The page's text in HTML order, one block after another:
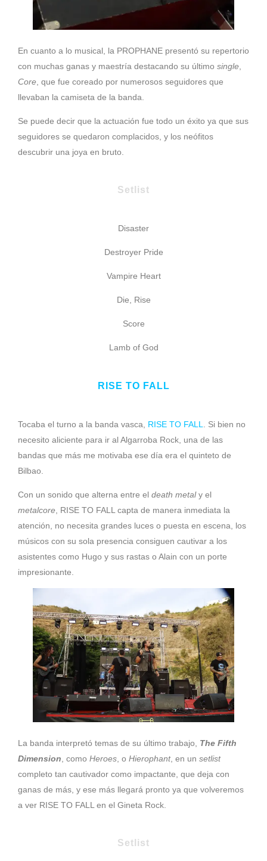
En cuanto a lo musical, la PROPHANE presentó su repertorio
con muchas ganas y maestría destacando su último single
Core , que fue coreado por numerosos seguidores que
llevaban la camiseta de la banda.
Se puede decir que la actuación fue todo un éxito ya que sus
seguidores se quedaron complacidos, y los neófitos
descubrir una joya en bruto.
Setlist
Disaster
Destroyer Pride
Vampire Heart
Die, Rise
Score
Lamb of God
RISE TO FALL
Tocaba el turno a la banda vasca, RISE TO FALL
. Si bien no
necesito aliciente para ir al Algarroba Rock, una de las
bandas que más me motivaba ese día era el quinteto de
Bilbao.
Con un sonido que alterna entre el death metaly el
metalcore , RISE TO FALL capta de manera inmediata la
atención, no necesita grandes luces o puesta en escena, los
músicos con su sola presencia consiguen cautivar a los
asistentes como Hugo y sus rastas o Alain con un porte
impresionante.
La banda interpretó temas de su último trabajo, The Fifth
Dimension, como Heroes, o Hierophant, en un setlist
completo tan cautivador como impactante, que deja con
ganas de más, y ese más llegará pronto ya que volveremos
a ver RISE TO FALL en el Gineta Rock.
Setlist